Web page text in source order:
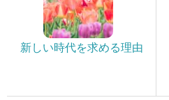
新しい時代を求める理由